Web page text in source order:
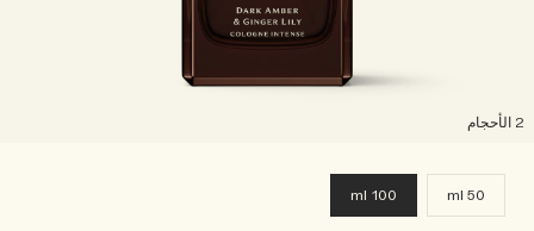
50 ml
100 ml